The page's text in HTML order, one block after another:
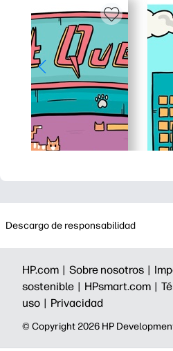
Descargo de responsabilidad
HP.com | Sobre nosotros |
sostenible | HPsmart.com |
uso | Privacidad
©️ Copyright 2026 HP